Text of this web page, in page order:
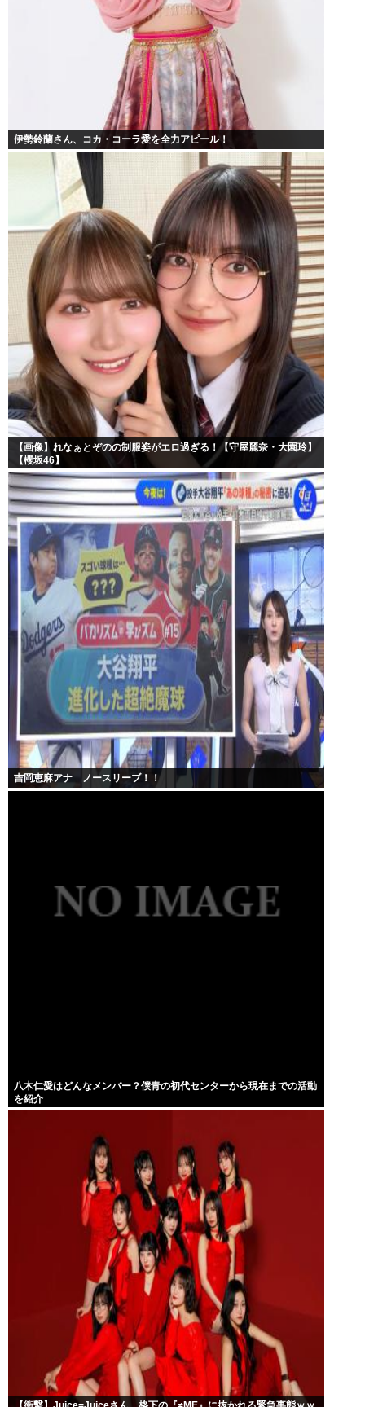
伊勢鈴蘭さん、コカ・コーラ愛を全力アピール！
【画像】れなぁとぞのの制服姿がエロ過ぎる！【守屋麗奈・大園玲】
【櫻坂46】
吉岡恵麻アナ ノースリーブ！！
八木仁愛はどんなメンバー？僕青の初代センターから現在までの活動
を紹介